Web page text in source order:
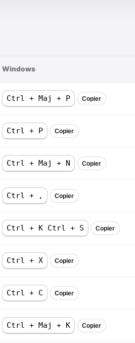
Windows
Ctrl + Maj + P Copier
Ctrl + P Copier
Ctrl + Maj + N Copier
Ctrl + , Copier
Ctrl + K Ctrl + S Copier
Ctrl + X Copier
Ctrl + C Copier
Ctrl + Maj + K Copier